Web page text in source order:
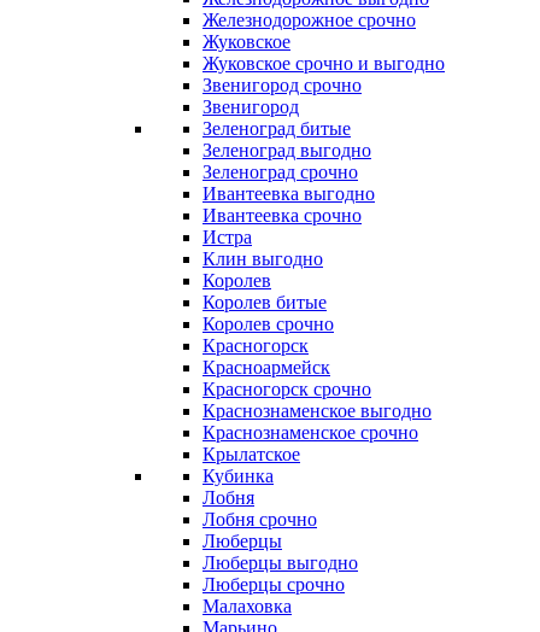
Железнодорожное срочно
Жуковское
Жуковское срочно и выгодно
Звенигород срочно
Звенигород
Зеленоград битые
Зеленоград выгодно
Зеленоград срочно
Ивантеевка выгодно
Ивантеевка срочно
Истра
Клин выгодно
Королев
Королев битые
Королев срочно
Красногорск
Красноармейск
Красногорск срочно
Краснознаменское выгодно
Краснознаменское срочно
Крылатское
Кубинка
Лобня
Лобня срочно
Люберцы
Люберцы выгодно
Люберцы срочно
Малаховка
Марьино